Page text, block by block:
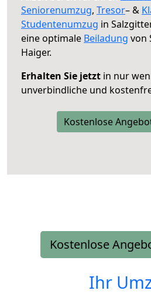
Seniorenumzug, Tresor– &
Studentenumzug in
eine optimale Beiladung von
Haiger.
Erhalten Sie jetzt in nur
unverbindliche und
Kostenlose
Kostenlose
Ihr